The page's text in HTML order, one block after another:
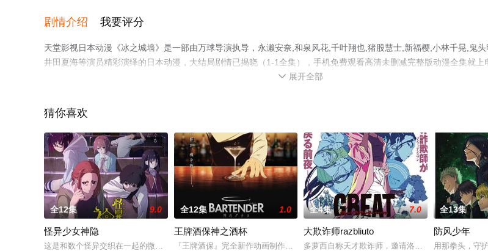
剧情介绍 我要评分
天堂影视日本动漫《冰之城墙》是一部由万球导演执导，永濑安奈,和泉风花,千叶翔也,猪股慧士,新福樱,小林千晃,鬼头
井田夏海等演员精彩演绎的日本动漫，大结局剧情已揭晓（1-1全集），手机免费观看高清未删减完整版动漫全集就上
 展开全部
猜你喜欢
全12集 9.0
怪异少女神隐
这是和数个怪异交织在一起的微不足道的友情和别离的故事。返老还童的怪异“月读的变若水”，绝对不能读出声来的“异界之歌”
全12集 1.0
王牌酒保神之酒杯
『王牌酒保』完全新作动画制作发表
全4集 7.0
大欺诈师razbliuto
多萝西自称天才欺诈师，邀请洛朗·蒂埃里进入游
全13集
防风少年
用那拳头，守